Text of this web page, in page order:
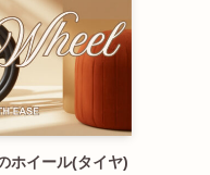
ホイール(タイヤ)